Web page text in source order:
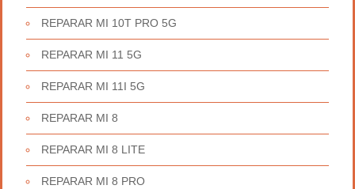
REPARAR MI 10T PRO 5G
REPARAR MI 11 5G
REPARAR MI 11I 5G
REPARAR MI 8
REPARAR MI 8 LITE
REPARAR MI 8 PRO